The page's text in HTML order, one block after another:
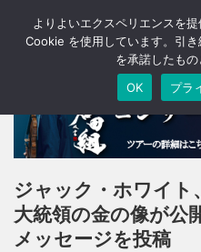
ジャック・ホワイ
大統領の金の像が公
メッセージを投稿
よりよいエクスペリエンスを
Cookie を使用しています。引
を承諾したもの
OK
プラ